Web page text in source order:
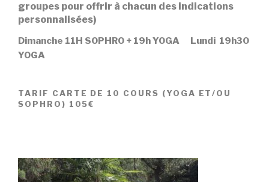
groupes pour offrir à chacun des indications
personnalisées)
Dimanche 11H SOPHRO + 19h YOGA
Lundi 19h30
YOGA
TARIF CARTE DE 10 COURS (YOGA ET/OU
SOPHRO) 105€